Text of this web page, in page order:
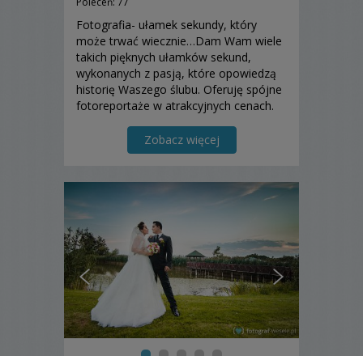
Fotografia- ułamek sekundy, który
może trwać wiecznie…Dam Wam wiele
takich pięknych ułamków sekund,
wykonanych z pasją, które opowiedzą
historię Waszego ślubu. Oferuję spójne
fotoreportaże w atrakcyjnych cenach.
spotkanie przy kawie. Małgosia.
Zobacz więcej